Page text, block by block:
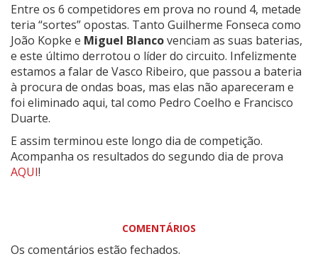
Entre os 6 competidores em prova no round 4, metade
teria “sortes” opostas. Tanto Guilherme Fonseca como
João Kopke e Miguel Blancovenciam as suas baterias,
e este último derrotou o líder do circuito. Infelizmente
estamos a falar de Vasco Ribeiro, que passou a bateria
à procura de ondas boas, mas elas não apareceram e
foi eliminado aqui, tal como Pedro Coelho e Francisco
Duarte.
E assim terminou este longo dia de competição.
Acompanha os resultados do segundo dia de prova
AQUI!
COMENTÁRIOS
Os comentários estão fechados.